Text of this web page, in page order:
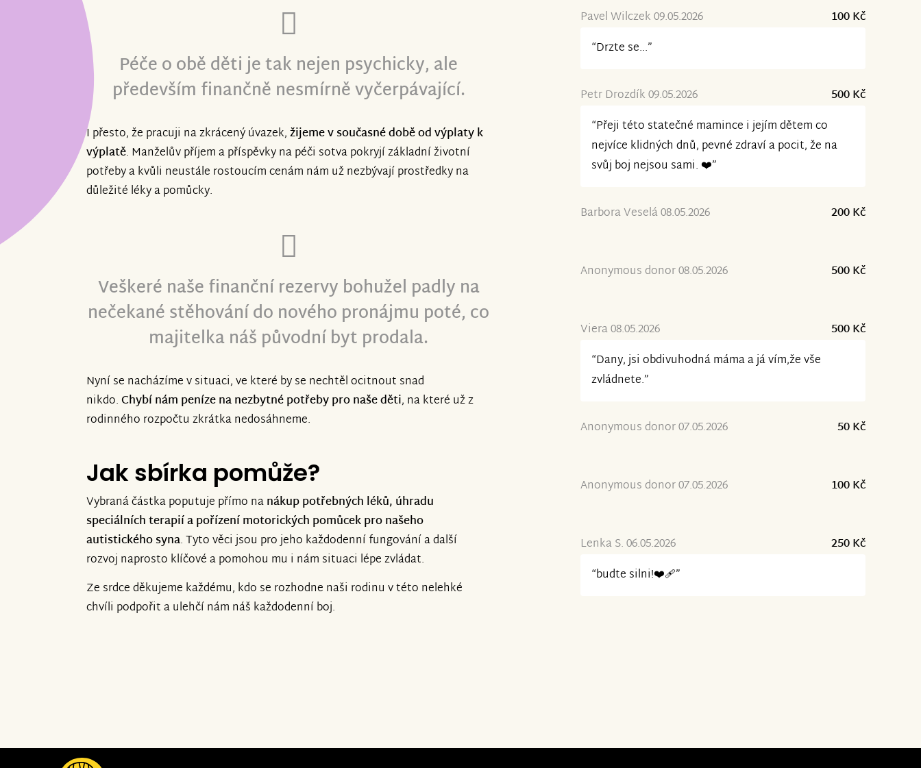
Péče o obě děti je tak nejen psychicky, ale
především finančně nesmírně vyčerpávající.
I přesto, že pracuji na zkrácený úvazek,žijeme v současné době od výplaty k
výplatě. Manželův příjem a příspěvky na péči sotva pokryjí základní životní
potřeby a kvůli neustále rostoucím cenám nám už nezbývají prostředky na
důležité léky a pomůcky.
Veškeré naše finanční rezervy bohužel padly na
nečekané stěhování do nového pronájmu poté, co
majitelka náš původní byt prodala.
Nyní se nacházíme v situaci, ve které by se nechtěl ocitnout snad
nikdo.Chybí nám peníze na nezbytné potřeby pro naše děti, na které už z
rodinného rozpočtu zkrátka nedosáhneme.
Jak sbírka pomůže?
Vybraná částka poputuje přímo nanákup potřebných léků, úhradu
speciálních terapií a pořízení motorických pomůcek pro našeho
autistického syna. Tyto věci jsou pro jeho každodenní fungování a další
rozvoj naprosto klíčové a pomohou mu i nám situaci lépe zvládat.
Ze srdce děkujeme každému, kdo se rozhodne naši rodinu v této nelehké
chvíli podpořit a ulehčí nám náš každodenní boj.
Pavel Wilczek 09.05.2026
100 Kč
“Drzte se...”
Petr Drozdík 09.05.2026
500 Kč
“Přeji této statečné mamince i jejím dětem co
nejvíce klidných dnů, pevné zdraví a pocit, že na
svůj boj nejsou sami. ❤️”
Barbora Veselá 08.05.2026 200 Kč
Anonymous donor 08.05.2026 500 Kč
Viera 08.05.2026
500 Kč
“Dany, jsi obdivuhodná máma a já vím,že vše
zvládnete.”
Anonymous donor 07.05.2026 50 Kč
Anonymous donor 07.05.2026 100 Kč
Lenka S. 06.05.2026
250 Kč
“budte silni!❤️‍🩹”